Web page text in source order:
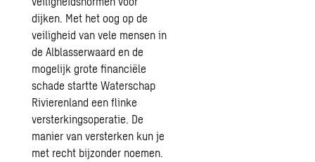
dijken. Met het oog op de
veiligheid van vele mensen in
de Alblasserwaard en de
mogelijk grote financiële
schade startte Waterschap
Rivierenland een flinke
versterkingsoperatie. De
manier van versterken kun je
met recht bijzonder noemen.